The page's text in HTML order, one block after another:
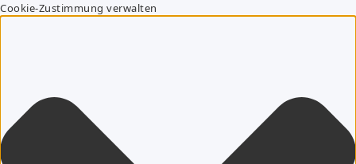
Cookie-Zustimmung verwalten